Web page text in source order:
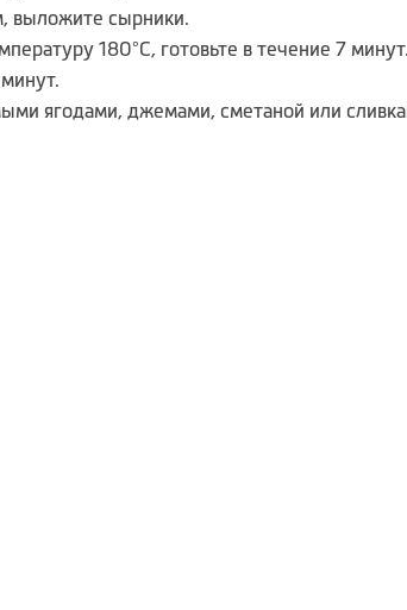
выложите сырники.
180°С, готовьте в течение 7 минут.
ягодами, джемами, сметаной или